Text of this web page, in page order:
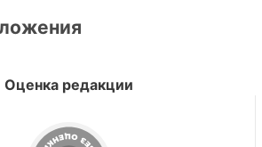
Оценка редакции